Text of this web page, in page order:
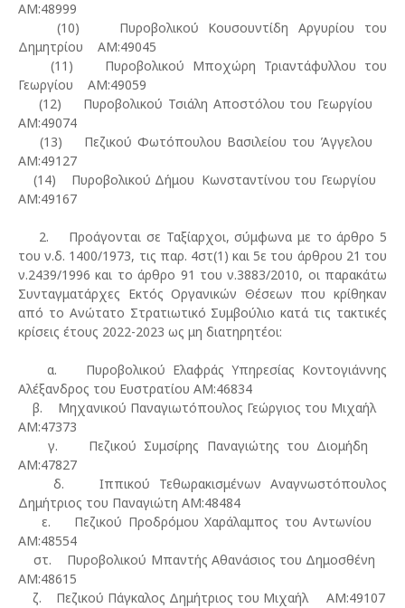
ΑΜ:48999
(10) Πυροβολικού Κουσουντίδη Αργυρίου του
Δημητρίου ΑΜ:49045
(11) Πυροβολικού Μποχώρη Τριαντάφυλλου του
Γεωργίου ΑΜ:49059
(12) Πυροβολικού Τσιάλη Αποστόλου του Γεωργίου
ΑΜ:49074
(13) Πεζικού Φωτόπουλου Βασιλείου του Άγγελου
ΑΜ:49127
(14) Πυροβολικού Δήμου Κωνσταντίνου του Γεωργίου
ΑΜ:49167
2. Προάγονται σε Ταξίαρχοι, σύμφωνα με το άρθρο 5
του ν.δ. 1400/1973, τις παρ. 4στ(1) και 5ε του άρθρου 21 του
ν.2439/1996 και το άρθρο 91 του ν.3883/2010, οι παρακάτω
Συνταγματάρχες Εκτός Οργανικών Θέσεων που κρίθηκαν
από το Ανώτατο Στρατιωτικό Συμβούλιο κατά τις τακτικές
κρίσεις έτους 2022-2023 ως μη διατηρητέοι:
α. Πυροβολικού Ελαφράς Υπηρεσίας Κοντογιάννης
Αλέξανδρος του Ευστρατίου ΑΜ:46834
β. Μηχανικού Παναγιωτόπουλος Γεώργιος του Μιχαήλ
ΑΜ:47373
γ. Πεζικού Συμσίρης Παναγιώτης του Διομήδη
ΑΜ:47827
δ. Ιππικού Τεθωρακισμένων Αναγνωστόπουλος
Δημήτριος του Παναγιώτη ΑΜ:48484
ε. Πεζικού Προδρόμου Χαράλαμπος του Αντωνίου
ΑΜ:48554
στ. Πυροβολικού Μπαντής Αθανάσιος του Δημοσθένη
ΑΜ:48615
ζ. Πεζικού Πάγκαλος Δημήτριος του Μιχαήλ ΑΜ:49107